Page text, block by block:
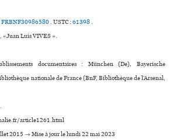
FRBNF30986580.USTC :61398.
Luis VIVES ».
documentaires : München (De), Bayerische
nationale de France (BnF, Bibliothèque de l’Arsenal,
article1261.html
2015 → Mise à jour le lundi 22 mai 2023